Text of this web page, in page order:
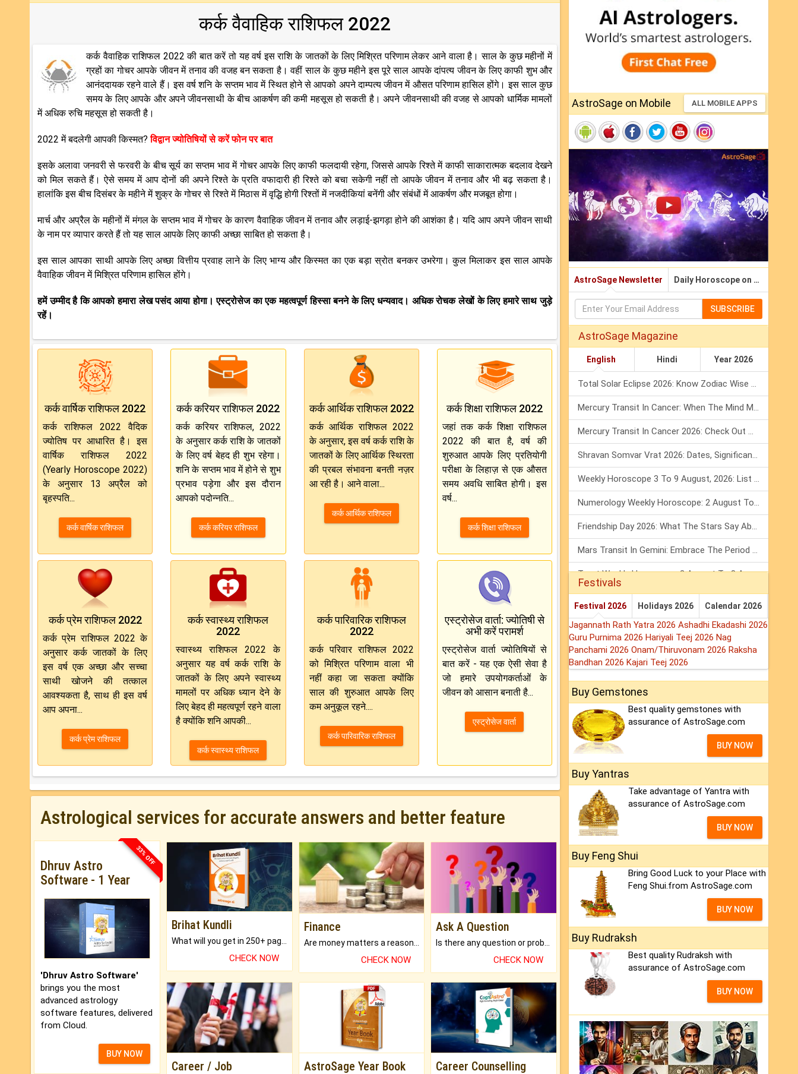
कर्क वैवाहिक राशिफल 2022
कर्क वैवाहिक राशिफल 2022 की बात करें तो यह वर्ष इस राशि के जातकों के लिए मिश्रित परिणाम लेकर आने वाला है। साल के कुछ महीनों में
ग्रहों का गोचर आपके जीवन में तनाव की वजह बन सकता है। वहीं साल के कुछ महीने इस पूरे साल आपके दांपत्य जीवन के लिए काफी शुभ और
आनंददायक रहने वाले हैं। इस वर्ष शनि के सप्तम भाव में स्थित होने से आपको अपने दाम्पत्य जीवन में औसत परिणाम हासिल होंगे। इस साल कुछ
समय के लिए आपके और अपने जीवनसाथी के बीच आकर्षण की कमी महसूस हो सकती है। अपने जीवनसाथी की वजह से आपको धार्मिक मामलों
में अधिक रुचि महसूस हो सकती है।
2022 में बदलेगी आपकी किस्मत?विद्वान ज्योतिषियों से करें फोन पर बात
इसके अलावा जनवरी से फरवरी के बीच सूर्य का सप्तम भाव में गोचर आपके लिए काफी फलदायी रहेगा, जिससे आपके रिश्ते में काफी साकारात्मक बदलाव देखने
को मिल सकते हैं। ऐसे समय में आप दोनों की अपने रिश्ते के प्रति वफादारी ही रिश्ते को बचा सकेगी नहीं तो आपके जीवन में तनाव और भी बढ़ सकता है।
हालांकि इस बीच दिसंबर के महीने में शुक्र के गोचर से रिश्ते में मिठास में वृद्धि होगी रिश्तों में नजदीकियां बनेंगी और संबंधों में आकर्षण और मजबूत होगा।
मार्च और अप्रैल के महीनों में मंगल के सप्तम भाव में गोचर के कारण वैवाहिक जीवन में तनाव और लड़ाई-झगड़ा होने की आशंका है। यदि आप अपने जीवन साथी
के नाम पर व्यापार करते हैं तो यह साल आपके लिए काफी अच्छा साबित हो सकता है।
इस साल आपका साथी आपके लिए अच्छा वित्तीय प्रवाह लाने के लिए भाग्य और किस्मत का एक बड़ा स्रोत बनकर उभरेगा। कुल मिलाकर इस साल आपके
वैवाहिक जीवन में मिश्रित परिणाम हासिल होंगे।
हमें उम्मीद है कि आपको हमारा लेख पसंद आया होगा। एस्ट्रोसेज का एक महत्वपूर्ण हिस्सा बनने के लिए धन्यवाद। अधिक रोचक लेखों के लिए हमारे साथ जुड़े
रहें।
कर्क वार्षिक राशिफल 2022
कर्क राशिफल 2022 वैदिक
ज्योतिष पर आधारित है। इस
वार्षिक राशिफल 2022
(Yearly Horoscope 2022)
के अनुसार 13 अप्रैल को
बृहस्पति...
कर्क वार्षिक राशिफल
कर्क करियर राशिफल 2022
कर्क करियर राशिफल, 2022
के अनुसार कर्क राशि के जातकों
के लिए वर्ष बेहद ही शुभ रहेगा।
शनि के सप्तम भाव में होने से शुभ
प्रभाव पड़ेगा और इस दौरान
आपको पदोन्नति...
कर्क करियर राशिफल
कर्क आर्थिक राशिफल 2022
कर्क आर्थिक राशिफल 2022
के अनुसार, इस वर्ष कर्क राशि के
जातकों के लिए आर्थिक स्थिरता
की प्रबल संभावना बनती नज़र
आ रही है। आने वाला...
कर्क आर्थिक राशिफल
कर्क शिक्षा राशिफल 2022
जहां तक ​​कर्क शिक्षा राशिफल
2022 की बात है, वर्ष की
शुरुआत आपके लिए प्रतियोगी
परीक्षा के लिहाज़ से एक औसत
समय अवधि साबित होगी। इस
वर्ष...
कर्क शिक्षा राशिफल
कर्क प्रेम राशिफल 2022
कर्क प्रेम राशिफल 2022 के
अनुसार कर्क जातकों के लिए
इस वर्ष एक अच्छा और सच्चा
साथी खोजने की तत्काल
आवश्यकता है, साथ ही इस वर्ष
आप अपना...
कर्क प्रेम राशिफल
कर्क स्वास्थ्य राशिफल
2022
स्वास्थ्य राशिफल 2022 के
अनुसार यह वर्ष कर्क राशि के
जातकों के लिए अपने स्वास्थ्य
मामलों पर अधिक ध्यान देने के
लिए बेहद ही महत्वपूर्ण रहने वाला
है क्योंकि शनि आपकी...
कर्क स्वास्थ्य राशिफल
कर्क पारिवारिक राशिफल
2022
कर्क परिवार राशिफल 2022
को मिश्रित परिणाम वाला भी
नहीं कहा जा सकता क्योंकि
साल की शुरुआत आपके लिए
कम अनुकूल रहने....
कर्क पारिवारिक राशिफल
एस्ट्रोसेज वार्ता: ज्योतिषी से
अभी करें परामर्श
एस्ट्रोसेज वार्ता ज्योतिषियों से
बात करें - यह एक ऐसी सेवा है
जो हमारे उपयोगकर्ताओं के
जीवन को आसान बनाती है...
एस्ट्रोसेज वार्ता
Astrological services for accurate answers and better feature
33% OFF
Dhruv Astro
Software - 1 Year
'Dhruv Astro Software'
brings you the most
advanced astrology
software features, delivered
from Cloud.
BUY NOW
Brihat Kundli
CHECK NOW
Finance
CHECK NOW
Ask A Question
CHECK NOW
Career / Job AstroSage Year Book Career Counselling
AstroSage on Mobile ALL MOBILE APPS
AstroSage Newsletter Daily Horoscope on Email
SUBSCRIBE
AstroSage Magazine
English Hindi Year 2026
Total Solar Eclipse 2026: Know Zodiac Wise Prediction
Mercury Transit In Cancer: When The Mind Meets The Heart!
Mercury Transit In Cancer 2026: Check Out What It Brings For You
Shravan Somvar Vrat 2026: Dates, Significance & Rituals In August
Weekly Horoscope 3 To 9 August, 2026: List Of Fasts & Festivals
Numerology Weekly Horoscope: 2 August To 8 August, 2026
Friendship Day 2026: What The Stars Say About Your Best Friend!
Mars Transit In Gemini: Embrace The Period Full Of Energy & Intelligence
Tarot Weekly Horoscope: 2 August To 8 August, 2026
Festivals
Festival 2026 Holidays 2026 Calendar 2026
Jagannath Rath Yatra 2026 Ashadhi Ekadashi 2026
Guru Purnima 2026 Hariyali Teej 2026 Nag
Panchami 2026 Onam/Thiruvonam 2026 Raksha
Bandhan 2026 Kajari Teej 2026
Buy Gemstones
Best quality gemstones with
assurance of AstroSage.com
BUY NOW
Buy Yantras
Take advantage of Yantra with
assurance of AstroSage.com
BUY NOW
Buy Feng Shui
Bring Good Luck to your Place with
Feng Shui.from AstroSage.com
BUY NOW
Buy Rudraksh
Best quality Rudraksh with
assurance of AstroSage.com
BUY NOW